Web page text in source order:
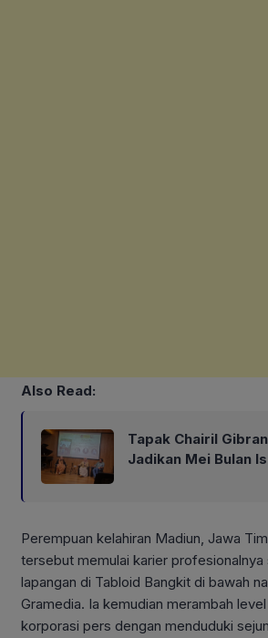
Also Read:
Tapak Chairil
Jadikan Mei Bulan
Perempuan kelahiran Madiun, Jawa
tersebut memulai karier profesionalnya
lapangan di Tabloid Bangkit di bawah
Gramedia. Ia kemudian merambah
korporasi pers dengan menduduki